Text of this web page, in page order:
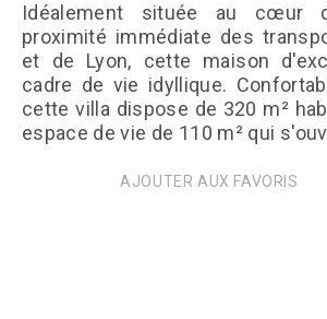
Idéalement située au cœur
proximité immédiate des
et de Lyon, cette maison
cadre de vie idyllique.
cette villa dispose de 320 m²
espace de vie de 110 m² qui
AJOUTER AUX FAVORIS